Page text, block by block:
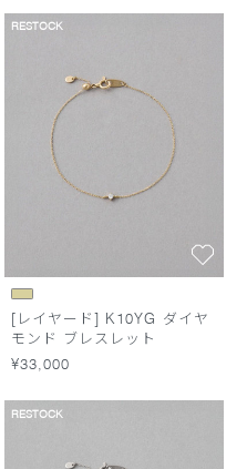
RESTOCK
[レイヤード] K10YG ダイヤ
モンド ブレスレット
¥33,000
RESTOCK